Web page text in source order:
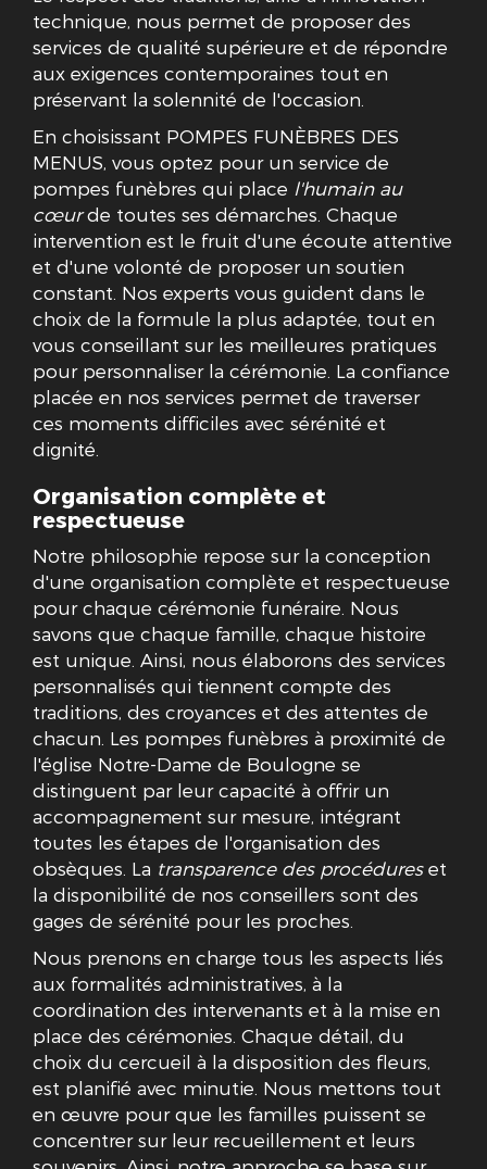
technique, nous permet de proposer des
services de qualité supérieure et de répondre
aux exigences contemporaines tout en
préservant la solennité de l'occasion.
En choisissant POMPES FUNÈBRES DES
MENUS, vous optez pour un service de
pompes funèbres qui place l'humain au
cœurde toutes ses démarches. Chaque
intervention est le fruit d'une écoute attentive
et d'une volonté de proposer un soutien
constant. Nos experts vous guident dans le
choix de la formule la plus adaptée, tout en
vous conseillant sur les meilleures pratiques
pour personnaliser la cérémonie. La confiance
placée en nos services permet de traverser
ces moments difficiles avec sérénité et
dignité.
Organisation complète et
respectueuse
Notre philosophie repose sur la conception
d'une organisation complète et respectueuse
pour chaque cérémonie funéraire. Nous
savons que chaque famille, chaque histoire
est unique. Ainsi, nous élaborons des services
personnalisés qui tiennent compte des
traditions, des croyances et des attentes de
chacun. Les pompes funèbres à proximité de
l'église Notre-Dame de Boulogne se
distinguent par leur capacité à offrir un
accompagnement sur mesure, intégrant
toutes les étapes de l'organisation des
obsèques. La transparence des procédureset
la disponibilité de nos conseillers sont des
gages de sérénité pour les proches.
Nous prenons en charge tous les aspects liés
aux formalités administratives, à la
coordination des intervenants et à la mise en
place des cérémonies. Chaque détail, du
choix du cercueil à la disposition des fleurs,
est planifié avec minutie. Nous mettons tout
en œuvre pour que les familles puissent se
concentrer sur leur recueillement et leurs